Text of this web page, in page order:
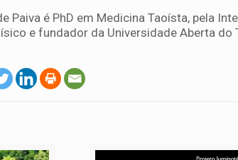
Paiva é PhD em Medicina Taoísta, pela
e fundador da Universidade Aberta do